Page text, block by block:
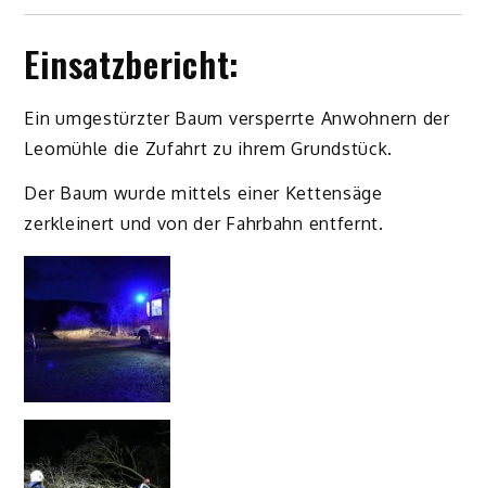
Einsatzbericht:
Ein umgestürzter Baum versperrte Anwohnern der
Leomühle die Zufahrt zu ihrem Grundstück.
Der Baum wurde mittels einer Kettensäge
zerkleinert und von der Fahrbahn entfernt.